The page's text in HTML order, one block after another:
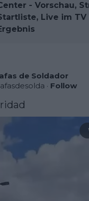
- Vorschau,
Live im TV
de Soldador
· Follow